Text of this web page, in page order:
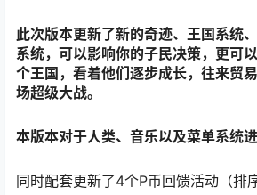
此次版本更新了新的奇迹、王国系统
系统，可以影响你的子民决策，更可
个王国，看着他们逐步成长，往来贸
场超级大战。
本版本对于人类、音乐以及菜单系统进
同时配套更新了4个P币回馈活动（排